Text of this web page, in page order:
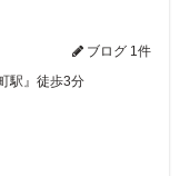
ブログ 1件
駅』徒歩3分